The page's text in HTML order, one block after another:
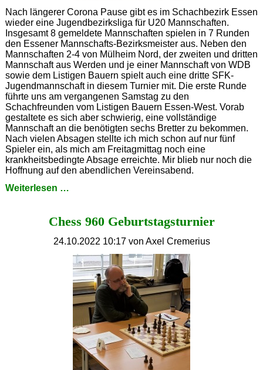
Nach längerer Corona Pause gibt es im Schachbezirk Essen
wieder eine Jugendbezirksliga für U20 Mannschaften.
Insgesamt 8 gemeldete Mannschaften spielen in 7 Runden
den Essener Mannschafts-Bezirksmeister aus. Neben den
Mannschaften 2-4 von Mülheim Nord, der zweiten und dritten
Mannschaft aus Werden und je einer Mannschaft von WDB
sowie dem Listigen Bauern spielt auch eine dritte SFK-
Jugendmannschaft in diesem Turnier mit. Die erste Runde
führte uns am vergangenen Samstag zu den
Schachfreunden vom Listigen Bauern Essen-West. Vorab
gestaltete es sich aber schwierig, eine vollständige
Mannschaft an die benötigten sechs Bretter zu bekommen.
Nach vielen Absagen stellte ich mich schon auf nur fünf
Spieler ein, als mich am Freitagmittag noch eine
krankheitsbedingte Absage erreichte. Mir blieb nur noch die
Hoffnung auf den abendlichen Vereinsabend.
Weiterlesen …
Chess 960 Geburtstagsturnier
24.10.2022 10:17von Axel Cremerius